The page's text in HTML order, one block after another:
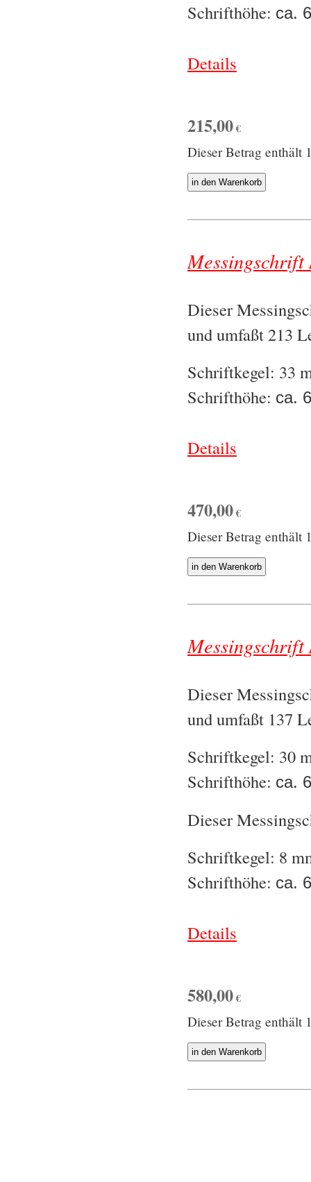
Schrifthöhe: ca.
Details
215,00€
Dieser Betrag
Messingschrift
Dieser
und umfaßt 213
Schriftkegel: 33
Schrifthöhe: ca.
Details
470,00€
Dieser Betrag
Messingschrift
Dieser
und umfaßt 137
Schriftkegel: 30
Schrifthöhe: ca.
Dieser
Schriftkegel: 8
Schrifthöhe: ca.
Details
580,00€
Dieser Betrag